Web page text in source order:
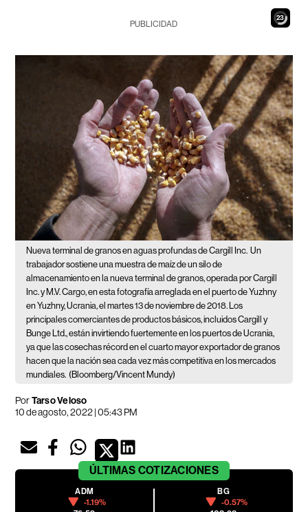
22
PUBLICIDAD
Nueva terminal de granos en aguas profundas de Cargill Inc. Un
trabajador sostiene una muestra de maíz de un silo de
almacenamiento en la nueva terminal de granos, operada por Cargill
Inc. y M.V. Cargo, en esta fotografía arreglada en el puerto de Yuzhny
en Yuzhny, Ucrania, el martes 13 de noviembre de 2018. Los
principales comerciantes de productos básicos, incluidos Cargill y
Bunge Ltd., están invirtiendo fuertemente en los puertos de Ucrania,
ya que las cosechas récord en el cuarto mayor exportador de granos
hacen que la nación sea cada vez más competitiva en los mercados
mundiales. (Bloomberg/Vincent Mundy)
PorTarso Veloso
10 de agosto, 2022 | 05:43 PM
ÚLTIMAS COTIZACIONES
ADM
-1.19%
BG
-0.57%